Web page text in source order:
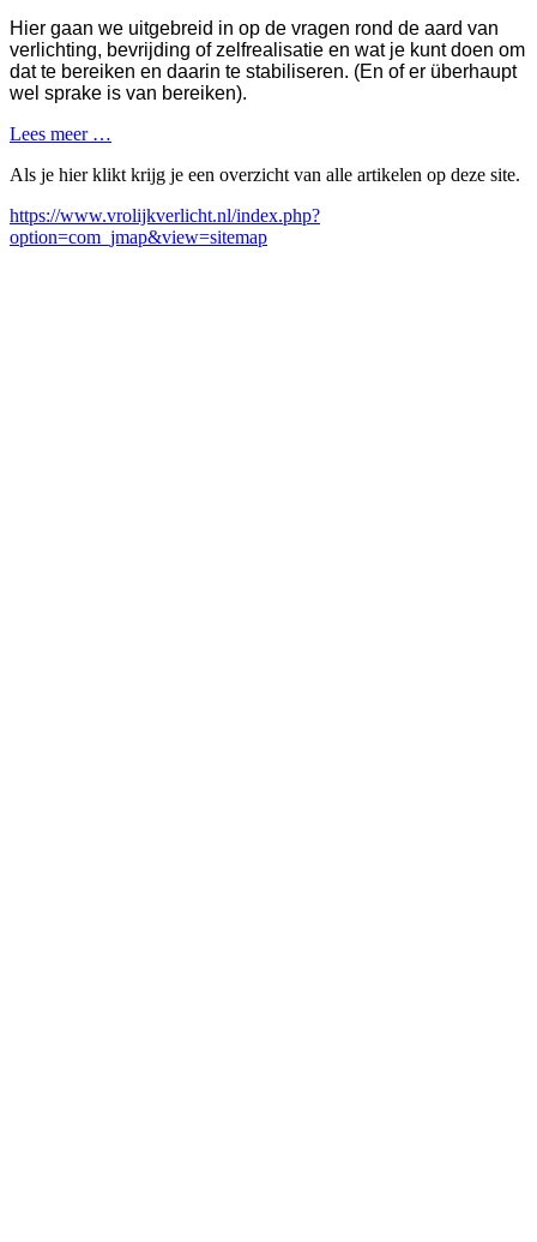
Hier gaan we uitgebreid in op de vragen rond de aard van
verlichting, bevrijding of zelfrealisatie en wat je kunt doen om
dat te bereiken en daarin te stabiliseren. (En of er überhaupt
wel sprake is van bereiken).
Lees meer …
Als je hier klikt krijg je een overzicht van alle artikelen op deze site.
https://www.vrolijkverlicht.nl/index.php?
option=com_jmap&view=sitemap